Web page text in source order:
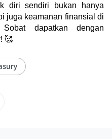
diri sendiri bukan hanya
juga keamanan finansial di
dapatkan dengan
🥰